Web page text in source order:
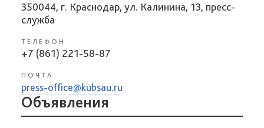
350044, г. Краснодар, ул. Калинина, 13, пресс-
служба
ТЕЛЕФОН
+7 (861) 221-58-87
ПОЧТА
press-office@kubsau.ru
Объявления